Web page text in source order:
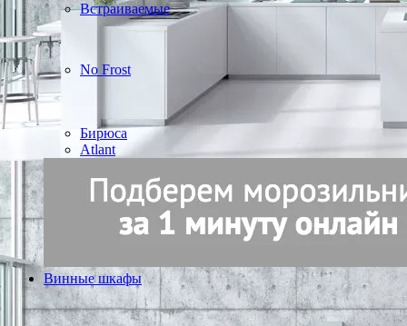
Встраиваемые
No Frost
Бирюса
Atlant
Винные шкафы